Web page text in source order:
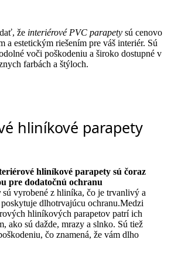
že interiérové PVC parapetysú cenovo
a estetickým riešením pre váš interiér. Sú
voči poškodeniu a široko dostupné v
farbách a štýloch.
hliníkové parapety
hliníkové parapety sú čoraz
pre dodatočnú ochranu
sú vyrobené z hliníka, čo je trvanlivý a
dlhotrvajúcu ochranu.Medzi
hliníkových parapetov patrí ich
ako sú dažde, mrazy a slnko. Sú tiež
čo znamená, že vám dlho